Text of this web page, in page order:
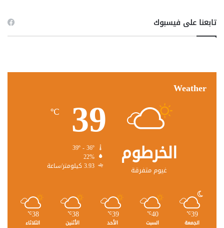
تابعنا على فيسبوك
Weather
الخرطوم
غيوم متفرقة
39
℃
22%
3.93 كيلومتر/ساعة
39
℃
الجمعة
40
℃
السبت
39
℃
الأحد
38
℃
الأثنين
38
℃
الثلاثاء